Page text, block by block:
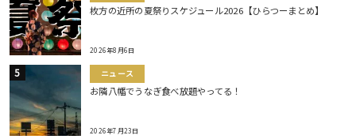
枚方の近所の夏祭りスケジュール2026【ひらつーまとめ】
2026年8月6日
ニュース
お隣八幡でうなぎ食べ放題やってる！
2026年7月23日